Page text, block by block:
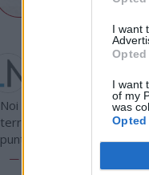
I want
Opted
I want
of my
was
Noi della redazione di
territorio e cerchiamo di
puntuale.